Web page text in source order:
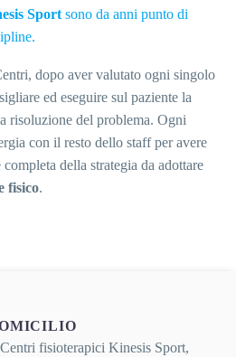
Sport sono da anni punto di
dopo aver valutato ogni singolo
ed eseguire sul paziente la
risoluzione del problema. Ogni
con il resto dello staff per avere
della strategia da adottare
fisico.
fisioterapici Kinesis Sport,